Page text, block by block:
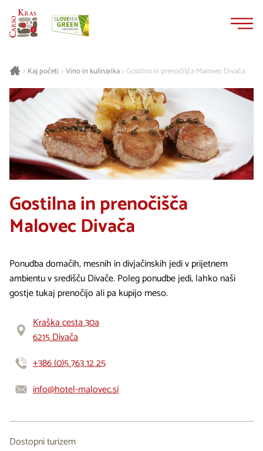
> Kaj početi > Vino in kulinarika>Gostilna in prenočišča Malovec Divača
Gostilna in prenočišča
Malovec Divača
Ponudba domačih, mesnih in divjačinskih jedi v prijetnem
ambientu v središču Divače. Poleg ponudbe jedi, lahko naši
gostje tukaj prenočijo ali pa kupijo meso.
Kraška cesta 30a
6215 Divača
+386 (0)5 763 12 25
info@hotel-malovec.si
Dostopni turizem